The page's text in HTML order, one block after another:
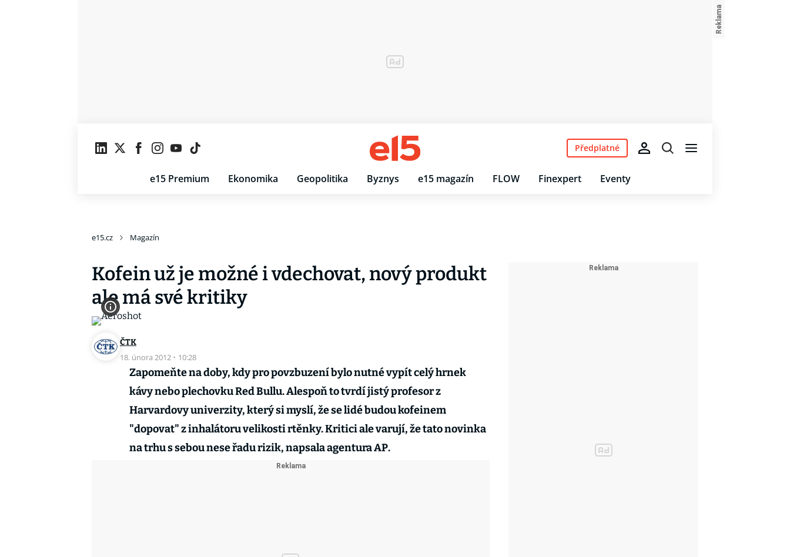
e15 Premium Ekonomika Geopolitika Byznys e15 magazín FLOW Finexpert Eventy
Předplatné
e15.cz Magazín
Kofein už je možné i vdechovat, nový produkt
ale má své kritiky
ČTK
18. února 2012 · 10:28
Zapomeňte na doby, kdy pro povzbuzení bylo nutné vypít celý hrnek
kávy nebo plechovku Red Bullu. Alespoň to tvrdí jistý profesor z
Harvardovy univerzity, který si myslí, že se lidé budou kofeinem
"dopovat" z inhalátoru velikosti rtěnky. Kritici ale varují, že tato novinka
na trhu s sebou nese řadu rizik, napsala agentura AP.